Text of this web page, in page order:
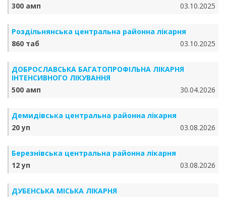
300 амп
03.10.2025
Роздільнянська центральна районна лікарня
860 таб
03.10.2025
ДОБРОСЛАВСЬКА БАГАТОПРОФІЛЬНА ЛІКАРНЯ
ІНТЕНСИВНОГО ЛІКУВАННЯ
500 амп
30.04.2026
Демидівська центральна районна лікарня
20 уп
03.08.2026
Березнівська центральна районна лікарня
12 уп
03.08.2026
ДУБЕНСЬКА МІСЬКА ЛІКАРНЯ